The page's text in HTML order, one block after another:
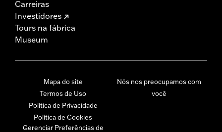
Carreiras
Investidores
Tours na fábrica
Museum
Mapa do site
Termos de Uso
Política de Privacidade
Política de Cookies
Gerenciar Preferências de
Nós nos preocupamos com
você